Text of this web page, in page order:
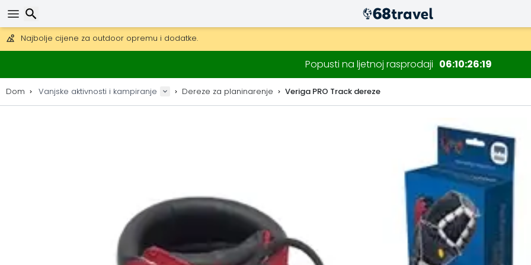
Mogućnost slanja DHL Expressom (dostava unutar 24 sata)
30 dana za povrat, 90 dana za drvene karte i dekoracije.
Najbolje cijene za outdoor opremu i dodatke.
Popusti na ljetnoj rasprodaji 06102618
Dom Vanjske aktivnosti i kampiranje Dereze za planinarenje Veriga PRO Track dereze